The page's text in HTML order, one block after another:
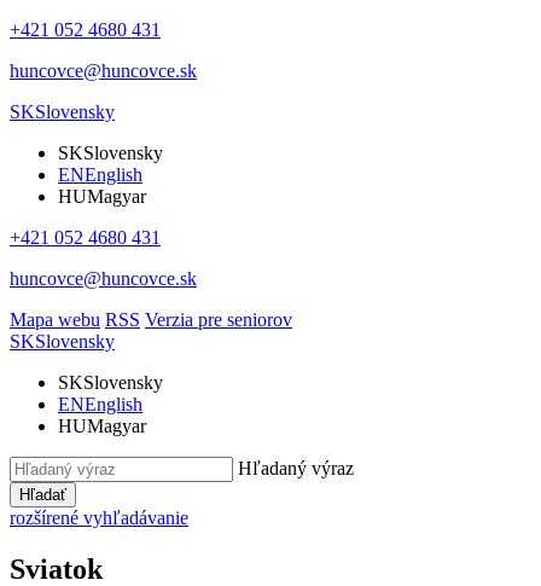
+421 052 4680 431
huncovce@huncovce.sk
SKSlovensky
SKSlovensky
ENEnglish
HUMagyar
+421 052 4680 431
huncovce@huncovce.sk
Mapa webu RSS Verzia pre seniorov
SKSlovensky
SKSlovensky
ENEnglish
HUMagyar
Hľadaný výraz
Hľadať
rozšírené vyhľadávanie
Sviatok